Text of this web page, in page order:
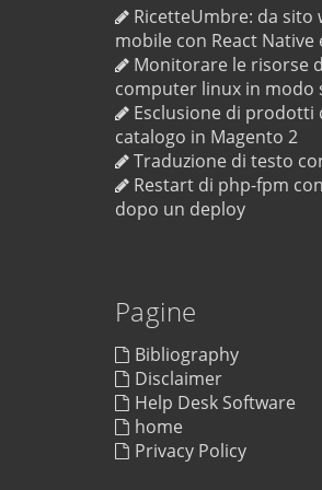
RicetteUmbre: da sito
mobile con React Native
Monitorare le risorse
computer linux in modo
Esclusione di prodotti
catalogo in Magento 2
Traduzione di testo
Restart di php-fpm
dopo un deploy
Pagine
Bibliography
Disclaimer
Help Desk Software
home
Privacy Policy